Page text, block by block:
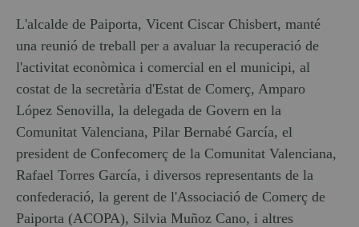
L'alcalde de Paiporta, Vicent Ciscar Chisbert, manté
una reunió de treball per a avaluar la recuperació de
l'activitat econòmica i comercial en el municipi, al
costat de la secretària d'Estat de Comerç, Amparo
López Senovilla, la delegada de Govern en la
Comunitat Valenciana, Pilar Bernabé García, el
president de Confecomerç de la Comunitat Valenciana,
Rafael Torres García, i diversos representants de la
confederació, la gerent de l'Associació de Comerç de
Paiporta (ACOPA), Silvia Muñoz Cano, i altres